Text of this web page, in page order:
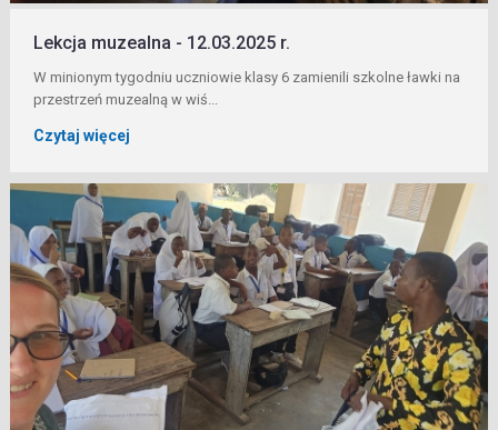
Lekcja muzealna - 12.03.2025 r.
W minionym tygodniu uczniowie klasy 6 zamienili szkolne ławki na
przestrzeń muzealną w wiś...
Czytaj więcej